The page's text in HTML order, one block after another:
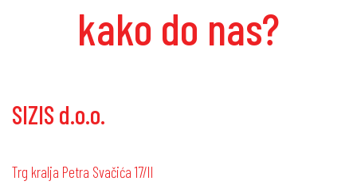
kako do nas?
SIZIS d.o.o.
Trg kralja Petra Svačića 17/II